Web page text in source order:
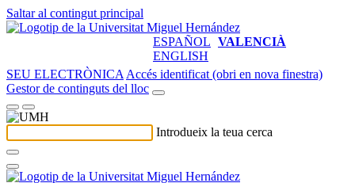
Saltar al contingut principal
ESPAÑOL VALENCIÀ
ENGLISH
SEU ELECTRÒNICA Accés identificat (obri en nova finestra)
Gestor de continguts del lloc
Introdueix la teua cerca